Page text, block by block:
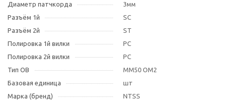
Диаметр патчкорда
3мм
Разъём 1й
SC
Разъём 2й
ST
Полировка 1й вилки
PC
Полировка 2й вилки
PC
Тип OB
MM50 OM2
Базовая единица
шт
Марка (бренд)
NTSS